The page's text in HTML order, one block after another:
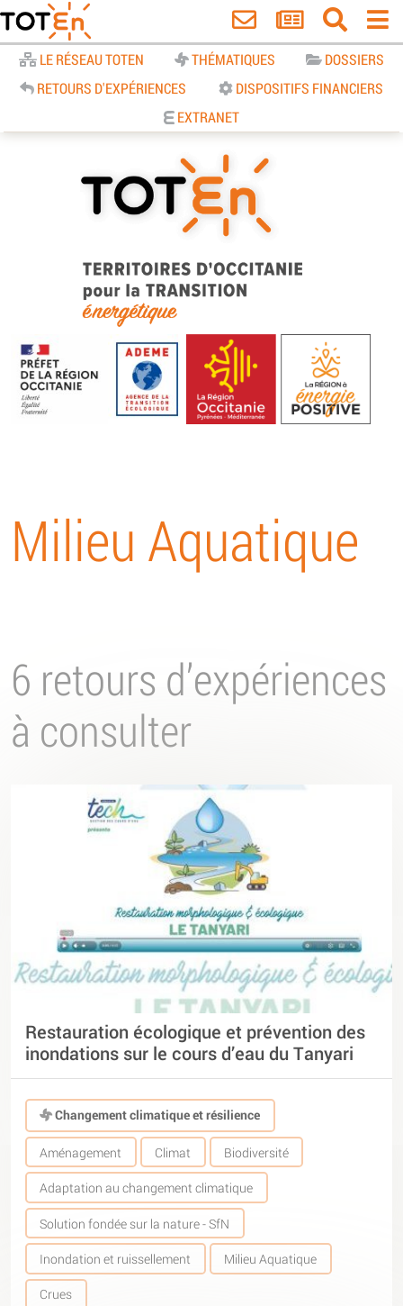
LE RÉSEAU TOTEN THÉMATIQUES
DOSSIERS
RETOURS D'EXPÉRIENCES
DISPOSITIFS FINANCIERS
EXTRANET
TOTEn Occitanie | Territoires
d’Occitanie pour la Transition
Energétique
Milieu Aquatique
6 retours d’expériences
à consulter
Restauration écologique et prévention des
inondations sur le cours d’eau du Tanyari
Changement climatique et résilience
Aménagement Climat Biodiversité
Adaptation au changement climatique
Solution fondée sur la nature - SfN
Inondation et ruissellement Milieu Aquatique
Crues